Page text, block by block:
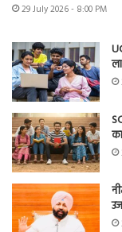
29 July 2026 - 8:00 PM